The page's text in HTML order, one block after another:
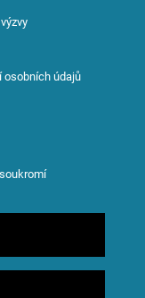
osobních údajů